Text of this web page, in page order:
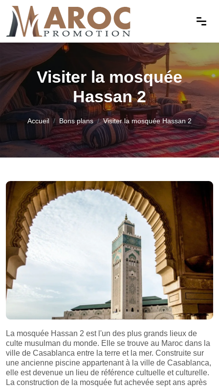
Visiter la mosquée
Hassan 2
Accueil Bons plans Visiter la mosquée Hassan 2
La mosquée Hassan 2 est l'un des plus grands lieux de
culte musulman du monde. Elle se trouve au Maroc dans la
ville de Casablanca entre la terre et la mer. Construite sur
une ancienne piscine appartenant à la ville de Casablanca,
elle est devenue un lieu de référence cultuelle et culturelle.
La construction de la mosquée fut achevée sept ans après